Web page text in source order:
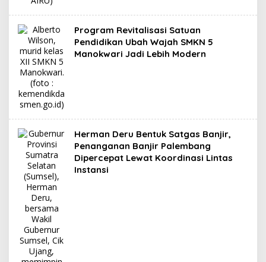
Program Revitalisasi Satuan
Pendidikan Ubah Wajah SMKN 5
Manokwari Jadi Lebih Modern
Herman Deru Bentuk Satgas Banjir,
Penanganan Banjir Palembang
Dipercepat Lewat Koordinasi Lintas
Instansi